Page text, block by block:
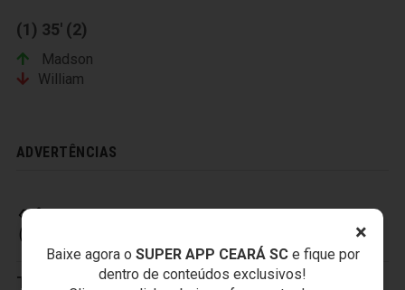
×
Baixe agora o SUPER APP CEARÁ SCe fique por
dentro de conteúdos exclusivos!
(1) 35' (2)
Madson
William
ADVERTÊNCIAS
Titulares: 1-Everson,2-Tiago Cametá,3-Valdo